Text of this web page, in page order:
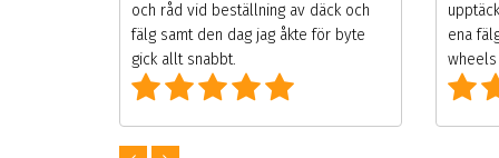
och råd vid beställning av däck och
fälg samt den dag jag åkte för byte
gick allt snabbt.
ena